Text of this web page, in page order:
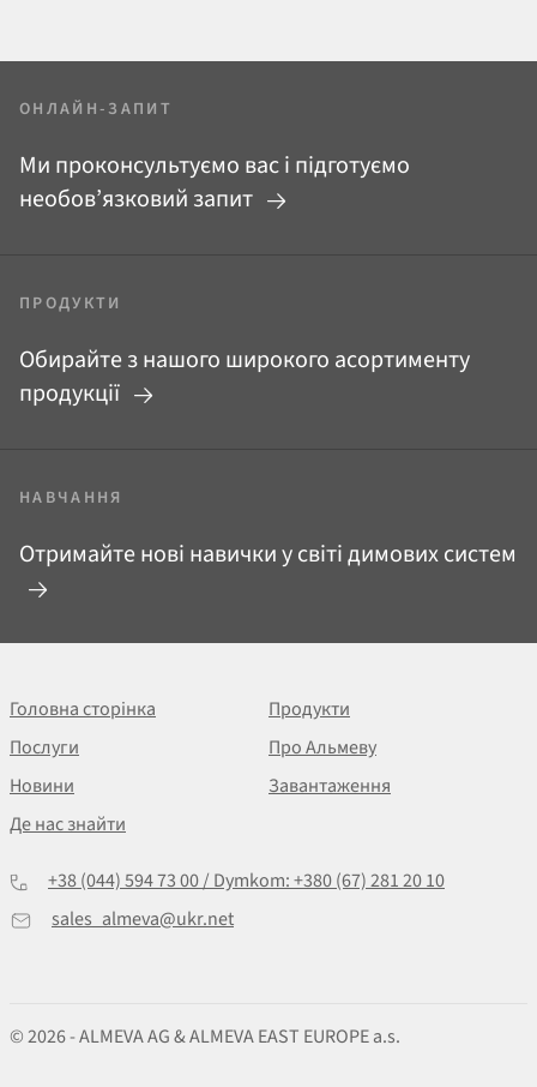
ОНЛАЙН-ЗАПИТ
Ми проконсультуємо вас і підготуємо
необов’язковий запит
ПРОДУКТИ
Обирайте з нашого широкого асортименту
продукції
НАВЧАННЯ
Отримайте нові навички у світі димових систем
Головна сторінка
Продукти
Послуги
Про Альмеву
Новини
Завантаження
Де нас знайти
+38 (044) 594 73 00 / Dymkom: +380 (67) 281 20 10
sales_almeva@ukr.net
© 2026 - ALMEVA AG & ALMEVA EAST EUROPE a.s.